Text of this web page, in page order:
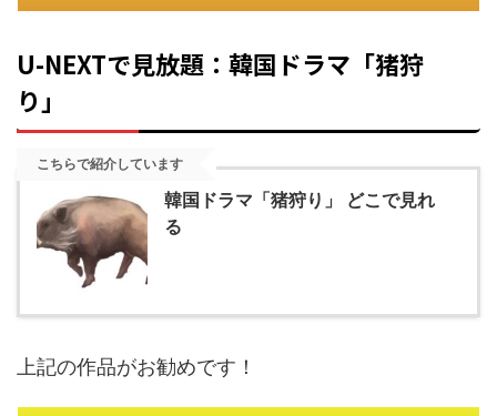
U-NEXTで見放題：韓国ドラマ「猪狩
り」
こちらで紹介しています
韓国ドラマ「猪狩り」 どこで見れ
る
上記の作品がお勧めです！